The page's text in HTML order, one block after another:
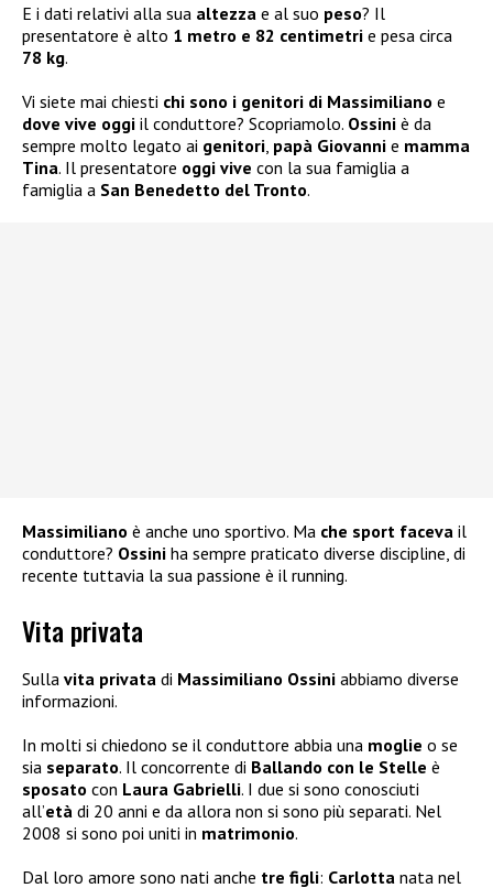
E i dati relativi alla sua altezza e al suo peso? Il
presentatore è alto 1 metro e 82 centimetri e pesa circa
78 kg.
Vi siete mai chiesti chi sono i genitori di Massimiliano e
dove vive oggi il conduttore? Scopriamolo. Ossini è da
sempre molto legato ai genitori papà Giovanni e mamma
Tina. Il presentatore oggi vive con la sua famiglia a
famiglia a San Benedetto del Tronto.
Massimiliano è anche uno sportivo. Ma che sport faceva il
conduttore? Ossini ha sempre praticato diverse discipline, di
recente tuttavia la sua passione è il running.
Vita privata
Sulla vita privata di Massimiliano Ossini abbiamo diverse
informazioni.
In molti si chiedono se il conduttore abbia una moglie o se
sia separato. Il concorrente di Ballando con le Stelle è
sposato con Laura Gabrielli. I due si sono conosciuti
all’età di 20 anni e da allora non si sono più separati. Nel
2008 si sono poi uniti in matrimonio.
Dal loro amore sono nati anche tre figli: Carlotta nata nel